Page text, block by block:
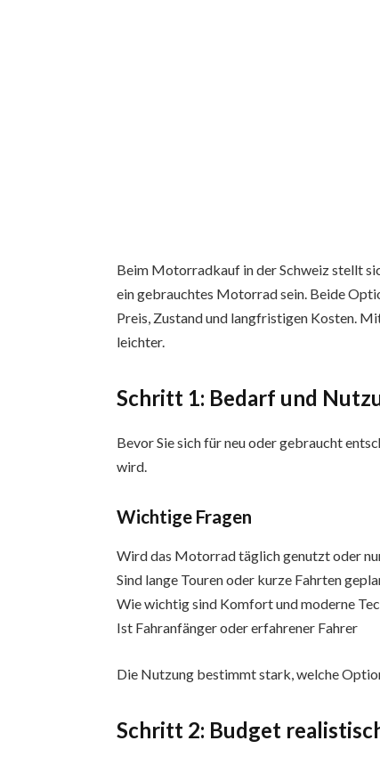
Beim Motorradkauf in der Schweiz stellt
ein gebrauchtes Motorrad sein. Beide
Preis, Zustand und langfristigen Kosten.
leichter.
Schritt 1: Bedarf und
Bevor Sie sich für neu oder gebraucht
wird.
Wichtige Fragen
Wird das Motorrad täglich genutzt oder
Sind lange Touren oder kurze Fahrten
Wie wichtig sind Komfort und moderne
Ist Fahranfänger oder erfahrener Fahrer
Die Nutzung bestimmt stark, welche
Schritt 2: Budget